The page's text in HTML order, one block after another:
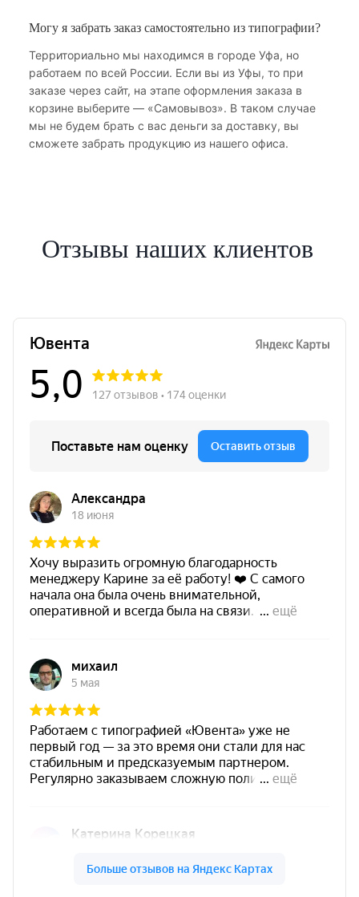
Могу я забрать заказ самостоятельно из типографии?
Территориально мы находимся в городе Уфа, но
работаем по всей России. Если вы из Уфы, то при
заказе через сайт, на этапе оформления заказа в
корзине выберите — «Самовывоз». В таком случае
мы не будем брать с вас деньги за доставку, вы
сможете забрать продукцию из нашего офиса.
Отзывы наших клиентов